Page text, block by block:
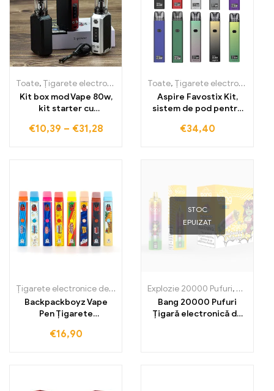
Toate, Țigarete electronice de unică folosință ,Țigarete
Kit box mod Vape 80w,
kit starter cu
pen vaporizator
€10,39 – €31,28
Toate, Țigarete electronice de unică folosință
Aspire Favostix Kit,
sistem de pod pentru
€34,40
Țigarete electronice de unică folosință ,Țigarete electronice de
Backpackboyz Vape
Pen Țigarete
ceramic gol reîncărcabil
€16,90
STOC
EPUIZAT
Explozie 20000 Pufuri, Țigarete
Bang 20000 Pufuri
Țigară electronică de